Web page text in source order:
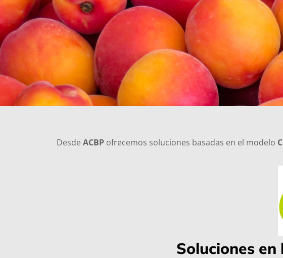
Desde ACBP ofrecemos soluciones basadas en el modelo
Soluciones